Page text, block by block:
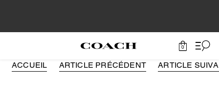
0
ACCUEIL ARTICLE PRÉCÉDENT ARTICLE